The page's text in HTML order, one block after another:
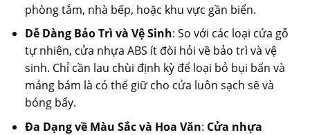
phòng tắm, nhà bếp, hoặc khu vực gần biển.
Dễ Dàng Bảo Trì và Vệ Sinh: So với các loại cửa gỗ
tự nhiên, cửa nhựa ABS ít đòi hỏi về bảo trì và vệ
sinh. Chỉ cần lau chùi định kỳ để loại bỏ bụi bẩn và
mảng bám là có thể giữ cho cửa luôn sạch sẽ và
bóng bẩy.
Đa Dạng về Màu Sắc và Hoa Văn: Cửa nhựa